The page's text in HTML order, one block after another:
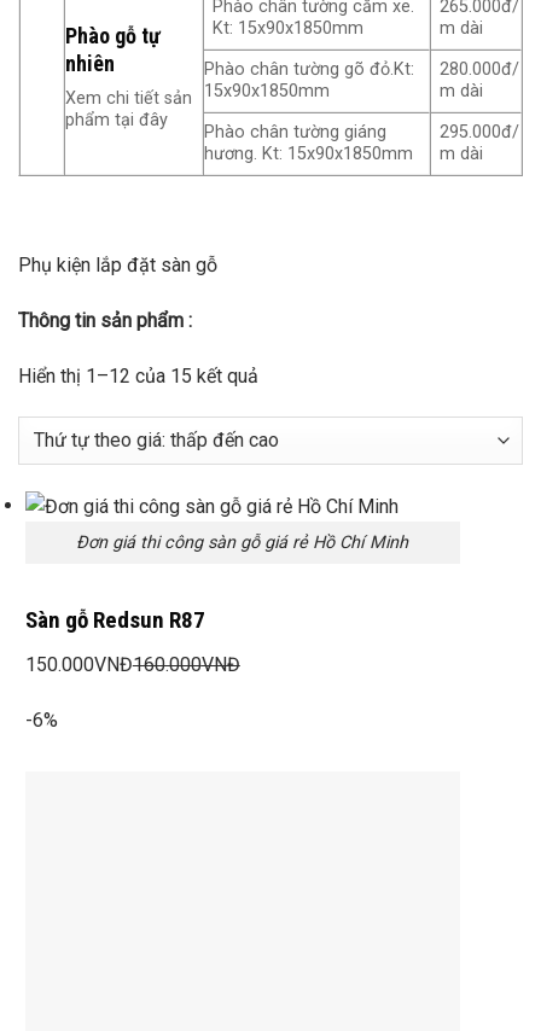
Phào gỗ tự
nhiên
Xem chi tiết sản
phẩm tại đây
Phào chân tường căm xe.
Kt: 15x90x1850mm
265.000đ/
m dài
Phào chân tường gõ đỏ.Kt:
15x90x1850mm
280.000đ/
m dài
Phào chân tường giáng
hương. Kt: 15x90x1850mm
295.000đ/
m dài
Phụ kiện lắp đặt sàn gỗ
Thông tin sản phẩm :
Hiển thị 1–12 của 15 kết quả
Đơn giá thi công sàn gỗ giá rẻ Hồ Chí Minh
Sàn gỗ Redsun R87
150.000VNĐ160.000VNĐ
-6%